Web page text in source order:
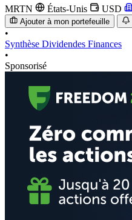
MRTN États-Unis USD
Ajouter à mon portefeuille
•
Synthèse Dividendes Finances
•
Sponsorisé